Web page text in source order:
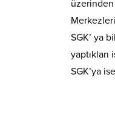
üzerinden
SGK’ ya
SGK’ya